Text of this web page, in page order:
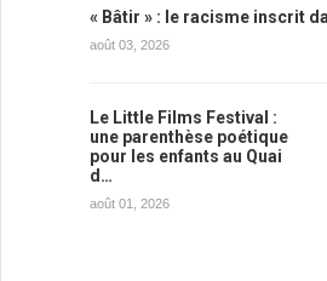
« Bâtir » : le racisme inscrit
août 03, 2026
Le Little Films Festival :
une parenthèse poétique
pour les enfants au Quai
d…
août 01, 2026